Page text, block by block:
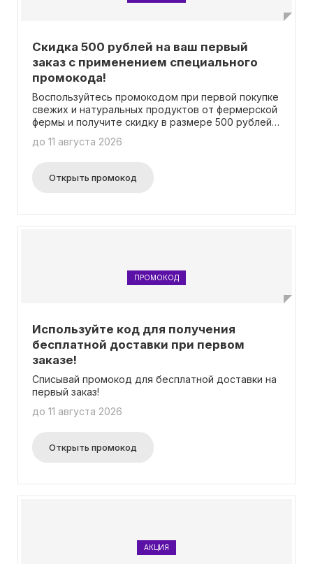
Скидка 500 рублей на ваш первый
заказ с применением специального
промокода!
Воспользуйтесь промокодом при первой покупке
свежих и натуральных продуктов от фермерской
фермы и получите скидку в размере 500 рублей!
рублей.
до 11 августа 2026
Открыть промокод
ПРОМОКОД
Используйте код для получения
бесплатной доставки при первом
заказе!
Списывай промокод для бесплатной доставки на
первый заказ!
до 11 августа 2026
Открыть промокод
АКЦИЯ